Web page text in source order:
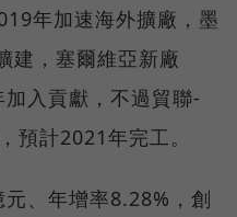
年加速海外擴廠，墨
建，塞爾維亞新廠
入貢獻，不過貿聯-
預計2021年完工。
、年增率8.28%，創